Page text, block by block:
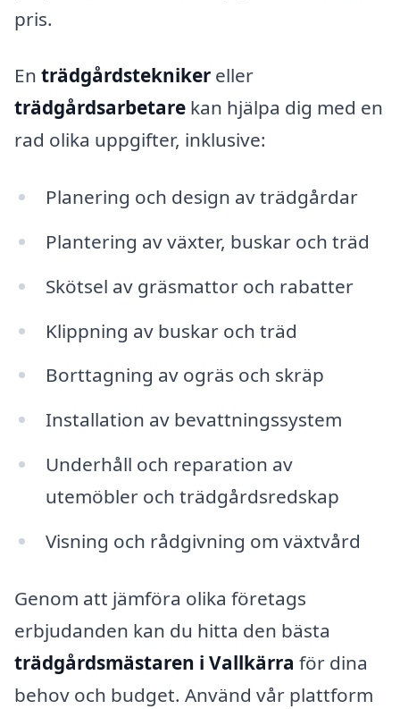
pris.
En trädgårdstekniker eller
trädgårdsarbetare kan hjälpa dig med en
rad olika uppgifter, inklusive:
Planering och design av trädgårdar
Plantering av växter, buskar och träd
Skötsel av gräsmattor och rabatter
Klippning av buskar och träd
Borttagning av ogräs och skräp
Installation av bevattningssystem
Underhåll och reparation av
utemöbler och trädgårdsredskap
Visning och rådgivning om växtvård
Genom att jämföra olika företags
erbjudanden kan du hitta den bästa
trädgårdsmästaren i Vallkärra för dina
behov och budget. Använd vår plattform